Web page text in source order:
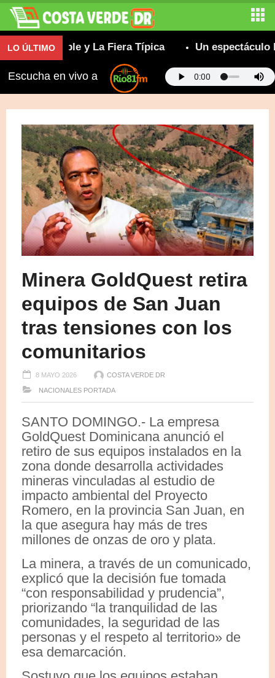
LO ÚLTIMO y La Fiera Típica Un espectáculo
Escucha en vivo a
Minera GoldQuest retira
equipos de San Juan
tras tensiones con los
comunitarios
8 MAYO 2026 COSTA VERDE DR
NACIONALES PORTADA
SANTO DOMINGO.- La empresa
GoldQuest Dominicana anunció el
retiro de sus equipos instalados en la
zona donde desarrolla actividades
mineras vinculadas al estudio de
impacto ambiental del Proyecto
Romero, en la provincia San Juan, en
la que asegura hay más de tres
millones de onzas de oro y plata.
La minera, a través de un comunicado,
explicó que la decisión fue tomada
“con responsabilidad y prudencia”,
priorizando “la tranquilidad de las
comunidades, la seguridad de las
personas y el respeto al territorio» de
esa demarcación.